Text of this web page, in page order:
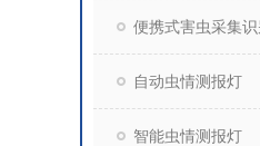
便携式害虫采集
自动虫情测报灯
智能虫情测报灯